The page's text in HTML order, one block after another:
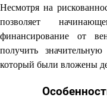
Несмотря на
позволяет
финансирование от
получить
который были вложены